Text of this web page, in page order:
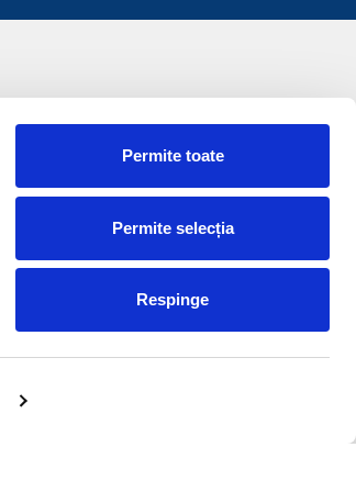
Permite toate
Permite selecția
Respinge